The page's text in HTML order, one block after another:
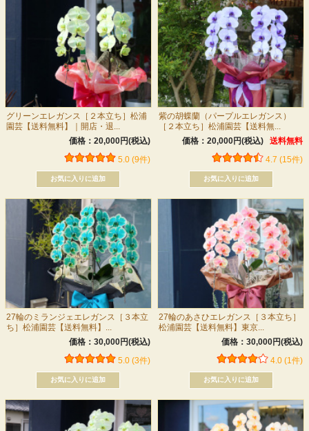
グリーンエレガンス［２本立ち］松浦
園芸【送料無料】｜開店・退...
価格：20,000円(税込)
5.0 (9件)
紫の胡蝶蘭（パープルエレガンス）
［２本立ち］松浦園芸【送料無...
価格：20,000円(税込)
送料無料
4.7 (15件)
27輪のミランジェエレガンス［３本立
ち］松浦園芸【送料無料】...
価格：30,000円(税込)
5.0 (3件)
27輪のあさひエレガンス［３本立ち］
松浦園芸【送料無料】東京...
価格：30,000円(税込)
4.0 (1件)